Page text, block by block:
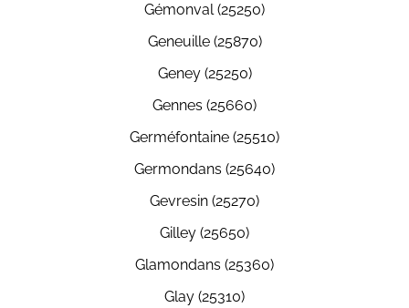
Gémonval (25250)
Geneuille (25870)
Geney (25250)
Gennes (25660)
Germéfontaine (25510)
Germondans (25640)
Gevresin (25270)
Gilley (25650)
Glamondans (25360)
Glay (25310)